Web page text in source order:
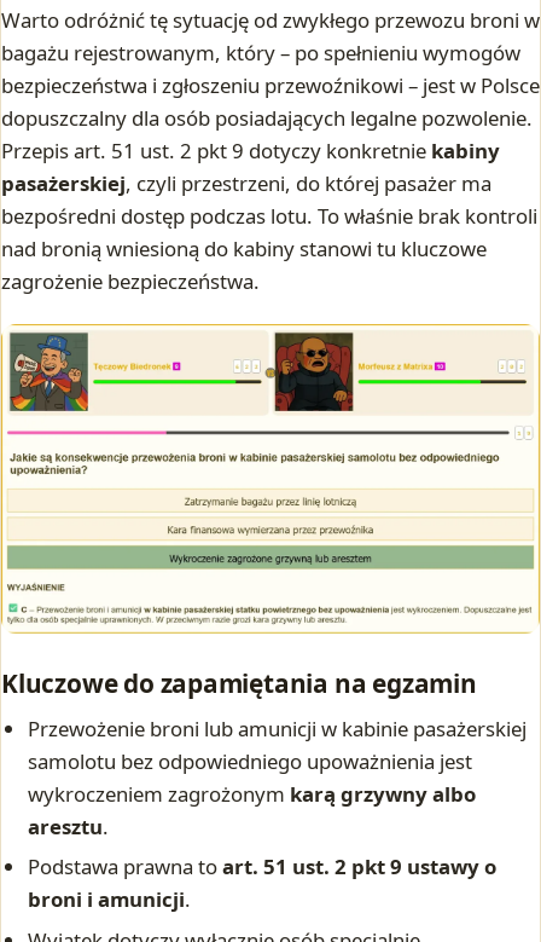
Warto odróżnić tę sytuację od zwykłego przewozu broni w
bagażu rejestrowanym, który – po spełnieniu wymogów
bezpieczeństwa i zgłoszeniu przewoźnikowi – jest w Polsce
dopuszczalny dla osób posiadających legalne pozwolenie.
Przepis art. 51 ust. 2 pkt 9 dotyczy konkretnie kabiny
pasażerskiej, czyli przestrzeni, do której pasażer ma
bezpośredni dostęp podczas lotu. To właśnie brak kontroli
nad bronią wniesioną do kabiny stanowi tu kluczowe
zagrożenie bezpieczeństwa.
Kluczowe do zapamiętania na egzamin
Przewożenie broni lub amunicji w kabinie pasażerskiej
samolotu bez odpowiedniego upoważnienia jest
wykroczeniem zagrożonym karą grzywny albo
aresztu.
Podstawa prawna toart. 51 ust. 2 pkt 9 ustawy o
broni i amunicji.